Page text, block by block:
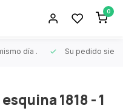
0
día . Su pedido
1818 - 1